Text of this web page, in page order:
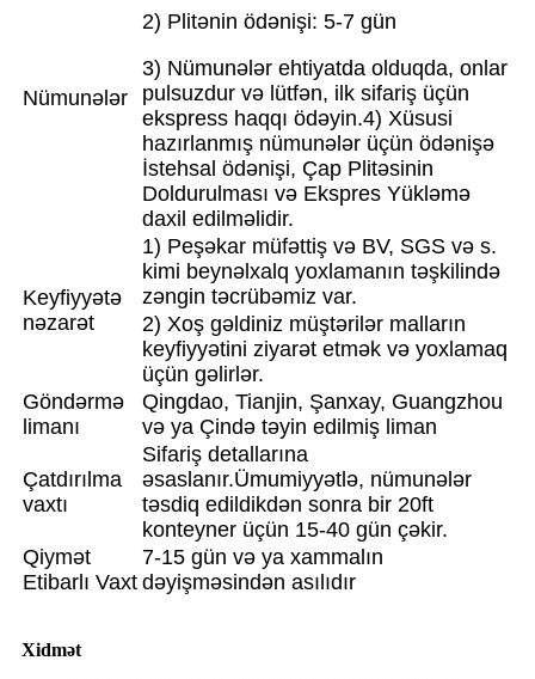
Nümunələr
2) Plitənin ödənişi: 5-7 gün
3) Nümunələr ehtiyatda olduqda, onlar
pulsuzdur və lütfən, ilk sifariş üçün
ekspress haqqı ödəyin.4) Xüsusi
hazırlanmış nümunələr üçün ödənişə
İstehsal ödənişi, Çap Plitəsinin
Doldurulması və Ekspres Yükləmə
daxil edilməlidir.
Keyfiyyətə
nəzarət
1) Peşəkar müfəttiş və BV, SGS və s.
kimi beynəlxalq yoxlamanın təşkilində
zəngin təcrübəmiz var.
2) Xoş gəldiniz müştərilər malların
keyfiyyətini ziyarət etmək və yoxlamaq
üçün gəlirlər.
Göndərmə
limanı
Qingdao, Tianjin, Şanxay, Guangzhou
və ya Çində təyin edilmiş liman
Çatdırılma
vaxtı
Sifariş detallarına
əsaslanır.Ümumiyyətlə, nümunələr
təsdiq edildikdən sonra bir 20ft
konteyner üçün 15-40 gün çəkir.
Qiymət
Etibarlı Vaxt
7-15 gün və ya xammalın
dəyişməsindən asılıdır
Xidmət